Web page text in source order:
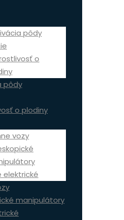
pôdy
o
pôdy
o plodiny
vozy
elektrické
manipulátory